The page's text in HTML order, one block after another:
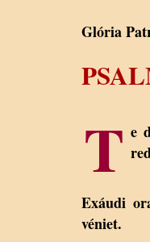
Glória
T e
Exáudi
véniet.